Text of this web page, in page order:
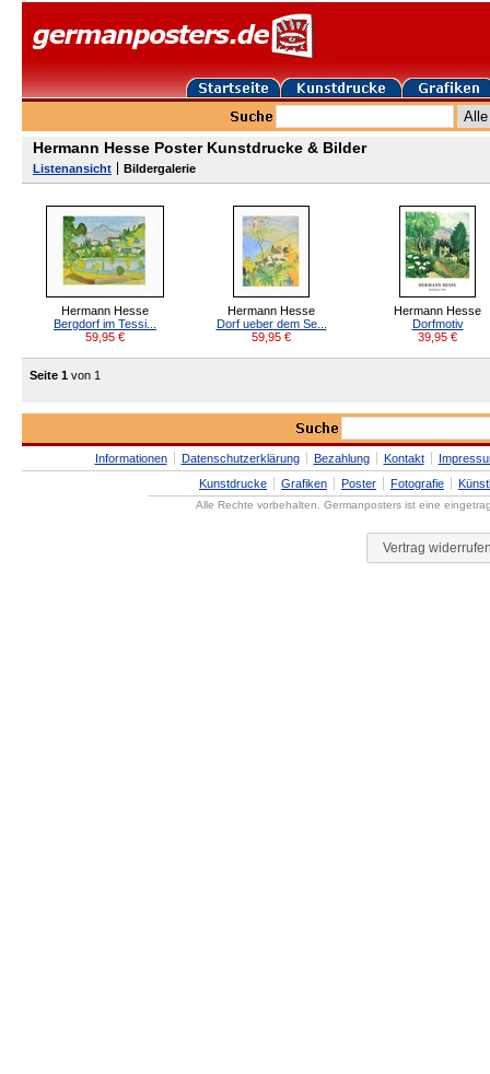
Hermann Hesse Poster Kunstdrucke & Bilder
Listenansicht Bildergalerie
Hermann Hesse
Bergdorf im Tessi...
59,95 €
Hermann Hesse
Dorf ueber dem Se...
59,95 €
Hermann Hesse
Dorfmotiv
39,95 €
Seite 1 von 1
Informationen Datenschutzerklärung Bezahlung Kontakt
Kunstdrucke
Grafiken Poster Fotografie
Alle Rechte vorbehalten. Germanposters ist eine
Vertrag